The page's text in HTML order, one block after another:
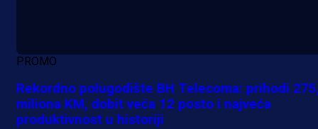
PROMO
Rekordno polugodište BH Telecoma: prihodi
miliona KM, dobit veća 12 posto i najveća
produktivnost u historiji